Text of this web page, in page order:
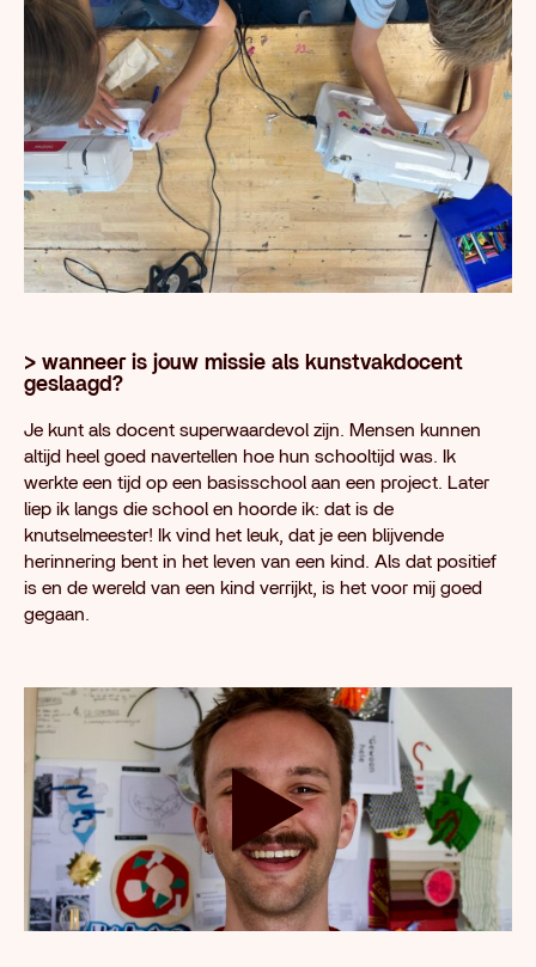
> wanneer is jouw missie als kunstvakdocent
geslaagd?
Je kunt als docent superwaardevol zijn. Mensen kunnen
altijd heel goed navertellen hoe hun schooltijd was. Ik
werkte een tijd op een basisschool aan een project. Later
liep ik langs die school en hoorde ik: dat is de
knutselmeester! Ik vind het leuk, dat je een blijvende
herinnering bent in het leven van een kind. Als dat positief
is en de wereld van een kind verrijkt, is het voor mij goed
gegaan.
Speel video